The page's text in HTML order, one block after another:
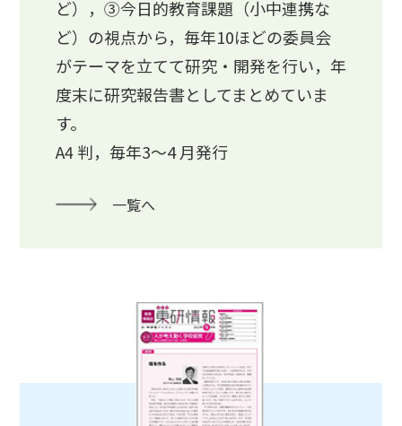
ど），③今日的教育課題（小中連携な
ど）の視点から，毎年10ほどの委員会
がテーマを立てて研究・開発を行い，年
度末に研究報告書としてまとめていま
す。
A4 判，毎年3～4 月発行
一覧へ